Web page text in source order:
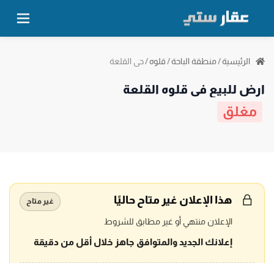
الرئيسية/منطقة الباحة/قلوه/حي القلعة
ارض للبيع في قلوه القلعة
مغلق
هذا الإعلان غير متاح حاليًا غير متاح
الإعلان منتهي أو غير مطابق للشروط
إعلانك الجديد والمتوافق جاهز خلال أقل من دقيقة